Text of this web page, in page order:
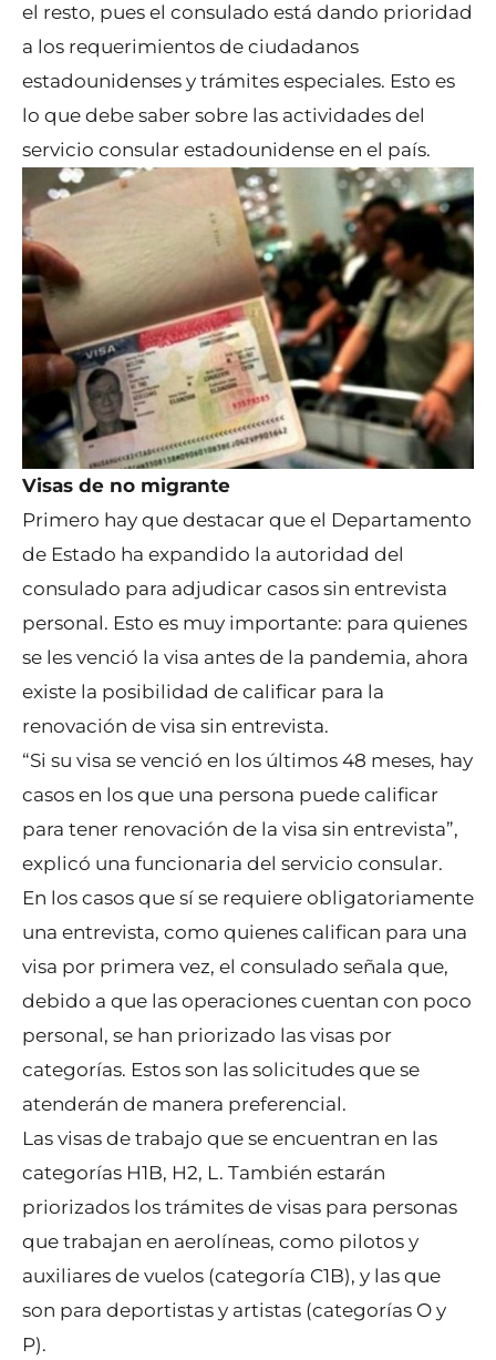
el resto, pues el consulado está dando prioridad
a los requerimientos de ciudadanos
estadounidenses y trámites especiales. Esto es
lo que debe saber sobre las actividades del
servicio consular estadounidense en el país.
Visas de no migrante
Primero hay que destacar que el Departamento
de Estado ha expandido la autoridad del
consulado para adjudicar casos sin entrevista
personal. Esto es muy importante: para quienes
se les venció la visa antes de la pandemia, ahora
existe la posibilidad de calificar para la
renovación de visa sin entrevista.
“Si su visa se venció en los últimos 48 meses, hay
casos en los que una persona puede calificar
para tener renovación de la visa sin entrevista”,
explicó una funcionaria del servicio consular.
En los casos que sí se requiere obligatoriamente
una entrevista, como quienes califican para una
visa por primera vez, el consulado señala que,
debido a que las operaciones cuentan con poco
personal, se han priorizado las visas por
categorías. Estos son las solicitudes que se
atenderán de manera preferencial.
Las visas de trabajo que se encuentran en las
categorías H1B, H2, L. También estarán
priorizados los trámites de visas para personas
que trabajan en aerolíneas, como pilotos y
auxiliares de vuelos (categoría C1B), y las que
son para deportistas y artistas (categorías O y
P).